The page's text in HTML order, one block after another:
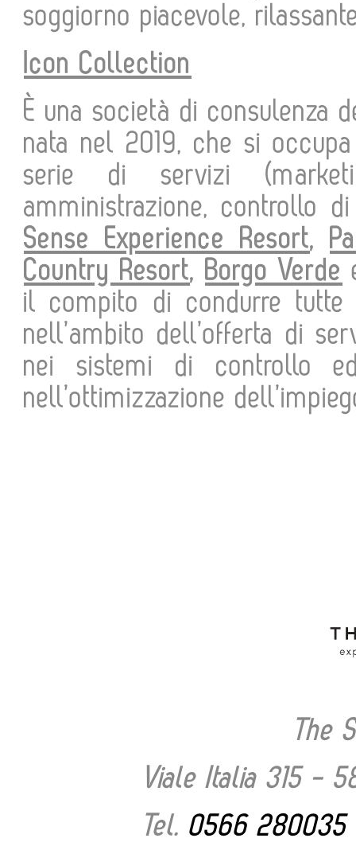
soggiorno piacevole,
Icon Collection
È una società di consulenza
nata nel 2019, che si
serie di servizi
amministrazione, controllo
Sense Experience Resort,
Country Resort, Borgo Verde
il compito di condurre tutte
nell’ambito dell’offerta di
nei sistemi di controllo
nell’ottimizzazione
The
Viale Italia 315 -
Tel. 0566 280035